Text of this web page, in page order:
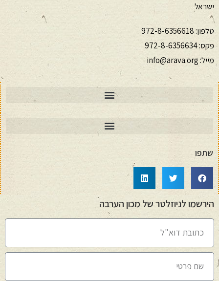
ישראל
טלפון:972-8-6356618
פקס:972-8-6356634
מייל:info@arava.org
שתפו
הירשמו לניוזלטר של מכון הערבה